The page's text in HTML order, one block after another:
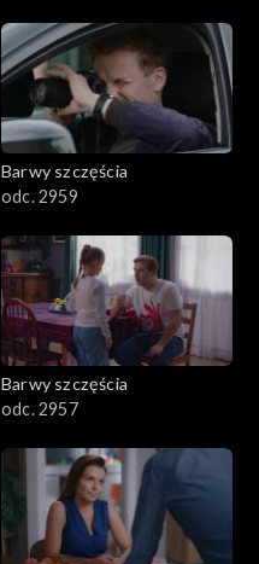
Barwy szczęścia
odc. 2959
Barwy szczęścia
odc. 2957